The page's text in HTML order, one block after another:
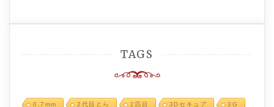
TAGS
0.7mm 2代目とら 2匹目 3Dセキュア 3G